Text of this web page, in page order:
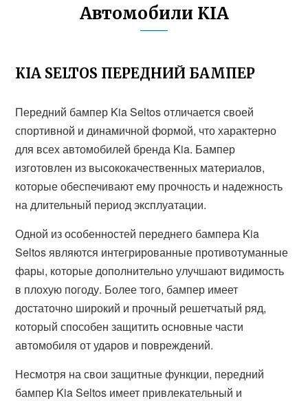
Автомобили KIA
KIA SELTOS ПЕРЕДНИЙ БАМПЕР
Передний бампер Kia Seltos отличается своей
спортивной и динамичной формой, что характерно
для всех автомобилей бренда Kia. Бампер
изготовлен из высококачественных материалов,
которые обеспечивают ему прочность и надежность
на длительный период эксплуатации.
Одной из особенностей переднего бампера Kia
Seltos являются интегрированные противотуманные
фары, которые дополнительно улучшают видимость
в плохую погоду. Более того, бампер имеет
достаточно широкий и прочный решетчатый ряд,
который способен защитить основные части
автомобиля от ударов и повреждений.
Несмотря на свои защитные функции, передний
бампер Kia Seltos имеет привлекательный и